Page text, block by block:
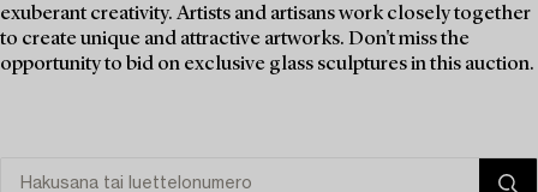
exuberant creativity. Artists and artisans work closely together
to create unique and attractive artworks. Don't miss the
opportunity to bid on exclusive glass sculptures in this auction.